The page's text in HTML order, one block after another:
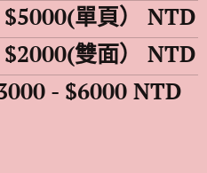
單頁）
NTD
雙面）
NTD
- $6000NTD